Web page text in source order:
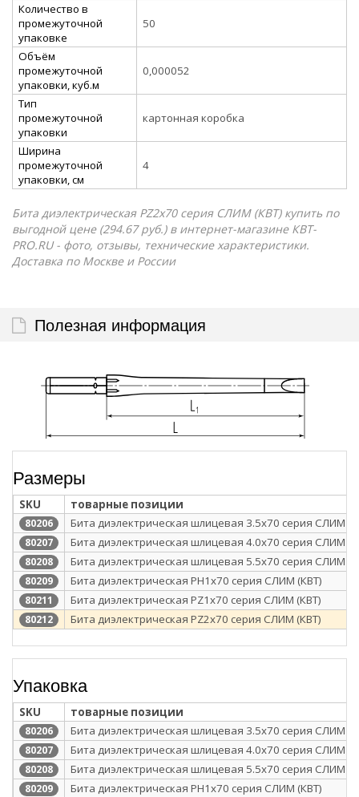
Количество в
промежуточной
упаковке
50
Объём
промежуточной
упаковки, куб.м
0,000052
Тип
промежуточной
упаковки
картонная коробка
Ширина
промежуточной
упаковки, см
4
Бита диэлектрическая PZ2х70 серия СЛИМ (КВТ) купить по
выгодной цене (294.67 руб.) в интернет-магазине КВТ-
PRO.RU - фото, отзывы, технические характеристики.
Доставка по Москве и России
Полезная информация
Размеры
SKU товарные позиции
80206 Бита диэлектрическая шлицевая 3.5х70 серия СЛИМ
80207 Бита диэлектрическая шлицевая 4.0х70 серия СЛИМ
80208 Бита диэлектрическая шлицевая 5.5х70 серия СЛИМ
80209 Бита диэлектрическая PH1х70 серия СЛИМ (КВТ)
80211 Бита диэлектрическая PZ1х70 серия СЛИМ (КВТ)
80212 Бита диэлектрическая PZ2х70 серия СЛИМ (КВТ)
Упаковка
SKU товарные позиции
80206 Бита диэлектрическая шлицевая 3.5х70 серия СЛИМ
80207 Бита диэлектрическая шлицевая 4.0х70 серия СЛИМ
80208 Бита диэлектрическая шлицевая 5.5х70 серия СЛИМ
80209 Бита диэлектрическая PH1х70 серия СЛИМ (КВТ)